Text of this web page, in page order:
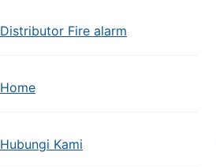
Distributor Fire alarm
Home
Hubungi Kami